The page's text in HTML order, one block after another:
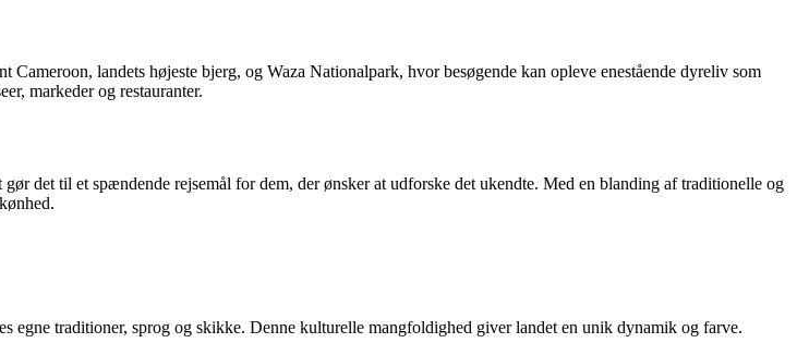
landets højeste bjerg, og Waza Nationalpark, hvor besøgende kan opleve enestående dyreliv som
markeder og restauranter.
det til et spændende rejsemål for dem, der ønsker at udforske det ukendte. Med en blanding af traditionelle og
egne traditioner, sprog og skikke. Denne kulturelle mangfoldighed giver landet en unik dynamik og farve.